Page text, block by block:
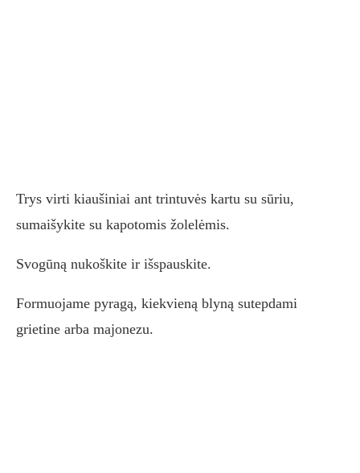
Trys virti kiaušiniai ant trintuvės kartu su sūriu,
sumaišykite su kapotomis žolelėmis.
Svogūną nukoškite ir išspauskite.
Formuojame pyragą, kiekvieną blyną sutepdami
grietine arba majonezu.